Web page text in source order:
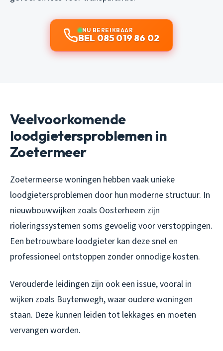
NU BEREIKBAAR
BEL 085 019 86 02
Veelvoorkomende
loodgietersproblemen in
Zoetermeer
Zoetermeerse woningen hebben vaak unieke
loodgietersproblemen door hun moderne structuur. In
nieuwbouwwijken zoals Oosterheem zijn
rioleringssystemen soms gevoelig voor verstoppingen.
Een betrouwbare loodgieter kan deze snel en
professioneel ontstoppen zonder onnodige kosten.
Verouderde leidingen zijn ook een issue, vooral in
wijken zoals Buytenwegh, waar oudere woningen
staan. Deze kunnen leiden tot lekkages en moeten
vervangen worden.